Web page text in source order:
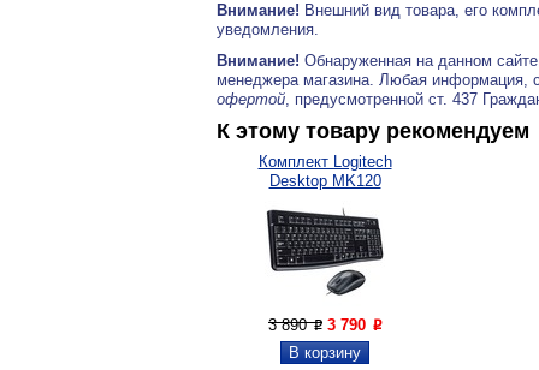
Внимание! Внешний вид товара, его
уведомления.
Внимание! Обнаруженная на данном
менеджера магазина. Любая информация,
офертой, предусмотренной ст. 437
К этому товару рекомендуем
Комплект Logitech
Desktop MK120
3 890P 3 790 P